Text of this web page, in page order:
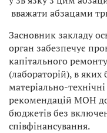
вважати абзацами
Засновник закладу
орган забезпечує
капітального
(лабораторій), в
матеріально-
рекомендацій МОН
бюджетів без
співфінансування.